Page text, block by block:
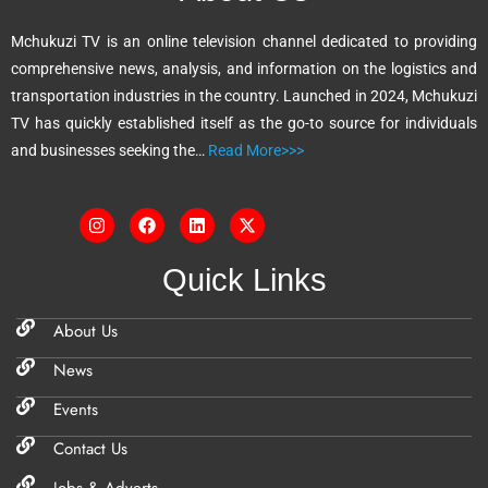
i
v
e
:
Mchukuzi TV is an online television channel dedicated to providing
comprehensive news, analysis, and information on the logistics and
transportation industries in the country. Launched in 2024, Mchukuzi
TV has quickly established itself as the go-to source for individuals
and businesses seeking the… Read More>>>
Quick Links
About Us
News
Events
Contact Us